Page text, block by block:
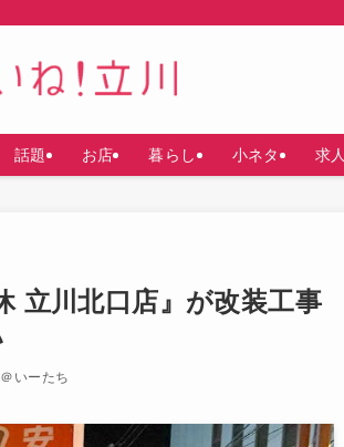
話題 お店 暮らし 小ネタ 求人
立川北口店』が改装工事
いーたち